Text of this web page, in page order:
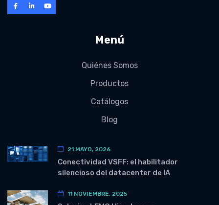
Menú
Quiénes Somos
Productos
Catálogos
Blog
21 MAYO, 2026
Conectividad VSFF: el habilitador
silencioso del datacenter de IA
11 NOVIEMBRE, 2025